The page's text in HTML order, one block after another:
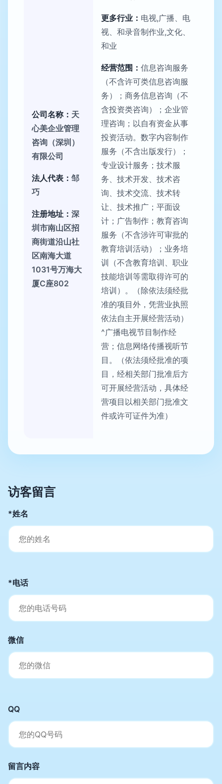
公司名称： 天
心美企业管理
咨询（深圳）
有限公司
法人代表： 邹
巧
注册地址： 深
圳市南山区招
商街道沿山社
区南海大道
1031号万海大
厦C座802
更多行业： 电视,广播、电
视、和录音制作业,文化、
和业
经营范围： 信息咨询服务
（不含许可类信息咨询服
务）；商务信息咨询（不
含投资类咨询）；企业管
理咨询；以自有资金从事
投资活动。数字内容制作
服务（不含出版发行）；
专业设计服务；技术服
务、技术开发、技术咨
询、技术交流、技术转
让、技术推广；平面设
计；广告制作；教育咨询
服务（不含涉许可审批的
教育培训活动）；业务培
训（不含教育培训、职业
技能培训等需取得许可的
培训）。（除依法须经批
准的项目外，凭营业执照
依法自主开展经营活动）
^广播电视节目制作经
营；信息网络传播视听节
目。（依法须经批准的项
目，经相关部门批准后方
可开展经营活动，具体经
营项目以相关部门批准文
件或许可证件为准）
访客留言
*姓名
*电话
微信
QQ
留言内容